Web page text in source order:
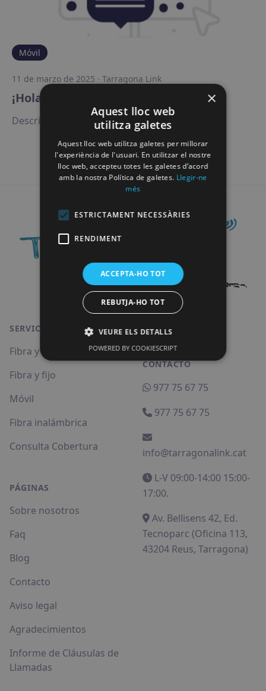
Móvil
11 de marzo de 2025 · Tarragona Link
¡Hola, mundo!
Descripción de Hola, mundo!
SERVICIOS
Fibra y móvil
Fibra y fijo
Móvil
Fibra inalámbrica
Consulta Cobertura
PÁGINAS
Sobre nosotros
Faq
Blog
Contacto
Aviso legal
Agradecimientos
Informe de Cláusulas de
Llamadas
CONTACTO
977 75 67 75
977 75 67 75
info@tarragonalink.cat
L-V 09:00-14:00 15:00-
17:00.
Av. Bellisens 42, Ed.
Tecnoparc (Oficina 113,
43204 Reus, Tarragona)
×
Aquest lloc web
utilitza galetes
Aquest lloc web utilitza galetes per millorar
l'experiència de l'usuari. En utilitzar el nostre
lloc web, accepteu totes les galetes d’acord
amb la nostra Política de galetes. Llegir-ne
més
ESTRICTAMENT NECESSÀRIES
RENDIMENT
ACCEPTA-HO TOT
REBUTJA-HO TOT
VEURE ELS DETALLS
POWERED BY COOKIESCRIPT